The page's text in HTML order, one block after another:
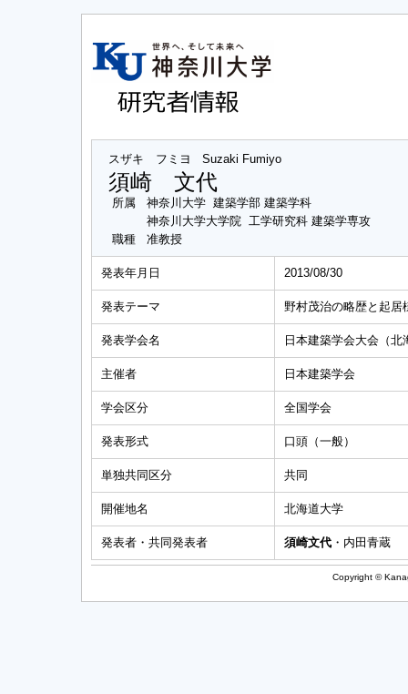
スザキ フミヨ Suzaki Fumiyo
須崎 文代
所属
神奈川大学 建築学部 建築学科
神奈川大学大学院 工学研究科 建築学専攻
職種
准教授
発表年月日 2013/08/30
発表テーマ 野村茂治の略歴と起居
発表学会名 日本建築学会大会（北
主催者 日本建築学会
学会区分 全国学会
発表形式 口頭（一般）
単独共同区分 共同
開催地名 北海道大学
発表者・共同発表者 須崎文代 ・内田青蔵
Copyright ©